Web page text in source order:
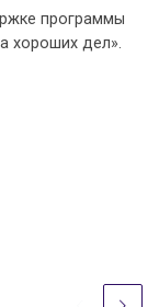
программы
хороших дел».